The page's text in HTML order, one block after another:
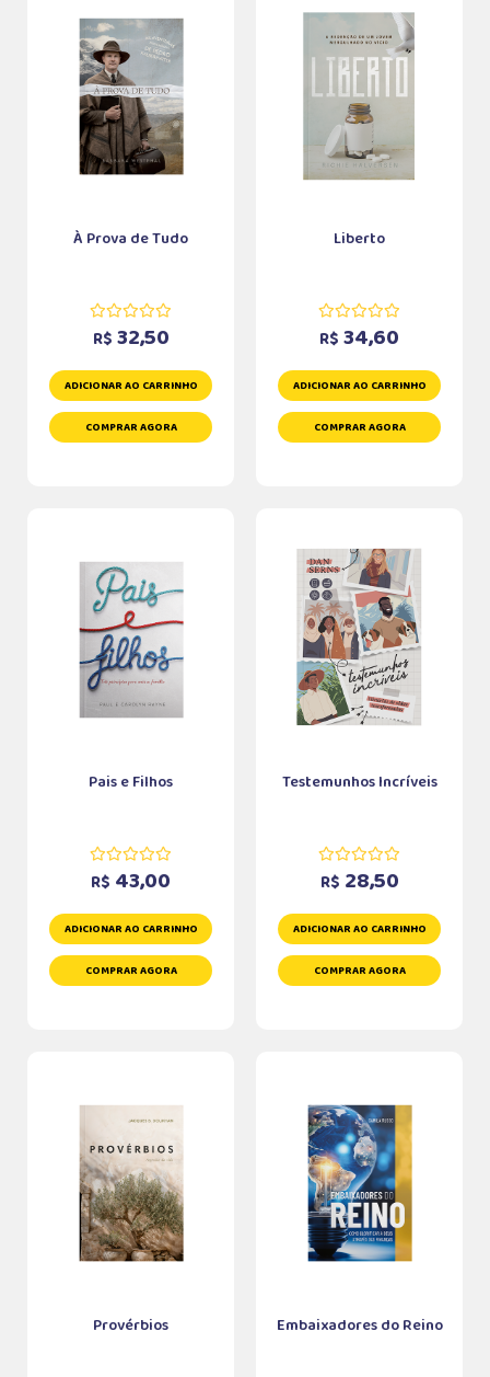
À Prova de Tudo
R$ 32,50
ADICIONAR AO CARRINHO
COMPRAR AGORA
Liberto
R$ 34,60
ADICIONAR AO CARRINHO
COMPRAR AGORA
Pais e Filhos
R$ 43,00
ADICIONAR AO CARRINHO
COMPRAR AGORA
Testemunhos Incríveis
R$ 28,50
ADICIONAR AO CARRINHO
COMPRAR AGORA
Provérbios Embaixadores do Reino